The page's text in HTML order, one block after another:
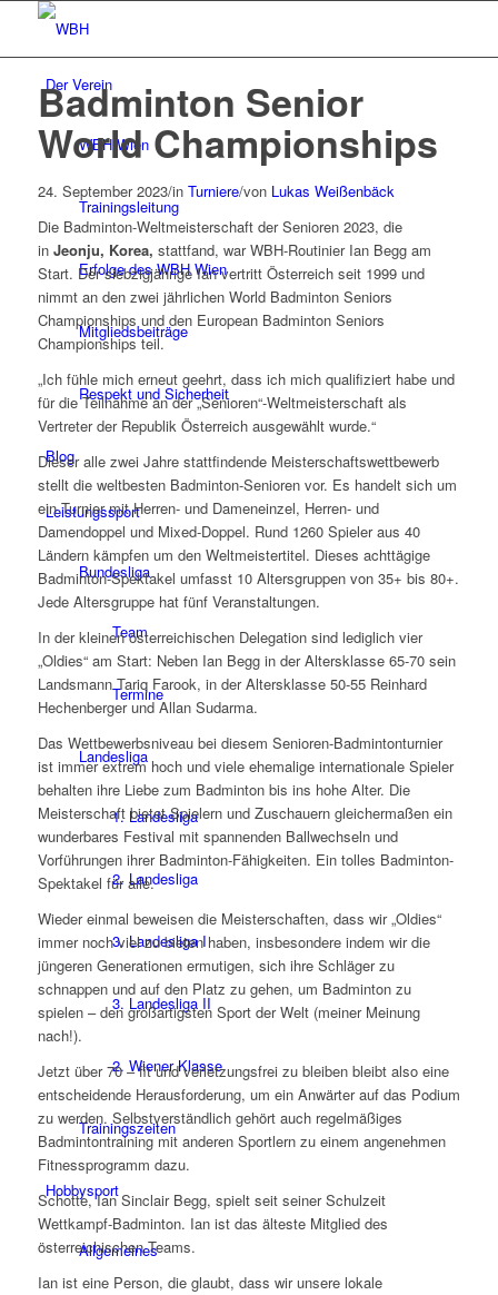
Der Verein
WBH Wien
Trainingsleitung
Erfolge des WBH Wien
Mitgliedsbeiträge
Respekt und Sicherheit
Blog
Leistungssport
Bundesliga
Team
Termine
Landesliga
1. Landesliga
2. Landesliga
3. Landesliga I
3. Landesliga II
2. Wiener Klasse
Trainingszeiten
Hobbysport
Allgemeines
Badminton Senior
World Championships
24. September 2023/in Turniere/von Lukas Weißenbäck
Die Badminton-Weltmeisterschaft der Senioren 2023, die
in Jeonju, Korea, stattfand, war WBH-Routinier Ian Begg am
Start. Der siebzigjährige Ian vertritt Österreich seit 1999 und
nimmt an den zwei jährlichen World Badminton Seniors
Championships und den European Badminton Seniors
Championships teil.
„Ich fühle mich erneut geehrt, dass ich mich qualifiziert habe und
für die Teilnahme an der „Senioren“-Weltmeisterschaft als
Vertreter der Republik Österreich ausgewählt wurde.“
Dieser alle zwei Jahre stattfindende Meisterschaftswettbewerb
stellt die weltbesten Badminton-Senioren vor. Es handelt sich um
ein Turnier mit Herren- und Dameneinzel, Herren- und
Damendoppel und Mixed-Doppel. Rund 1260 Spieler aus 40
Ländern kämpfen um den Weltmeistertitel. Dieses achttägige
Badminton-Spektakel umfasst 10 Altersgruppen von 35+ bis 80+.
Jede Altersgruppe hat fünf Veranstaltungen.
In der kleinen österreichischen Delegation sind lediglich vier
„Oldies“ am Start: Neben Ian Begg in der Altersklasse 65-70 sein
Landsmann Tariq Farook, in der Altersklasse 50-55 Reinhard
Hechenberger und Allan Sudarma.
Das Wettbewerbsniveau bei diesem Senioren-Badmintonturnier
ist immer extrem hoch und viele ehemalige internationale Spieler
behalten ihre Liebe zum Badminton bis ins hohe Alter. Die
Meisterschaft bietet Spielern und Zuschauern gleichermaßen ein
wunderbares Festival mit spannenden Ballwechseln und
Vorführungen ihrer Badminton-Fähigkeiten. Ein tolles Badminton-
Spektakel für alle.
Wieder einmal beweisen die Meisterschaften, dass wir „Oldies“
immer noch viel zu bieten haben, insbesondere indem wir die
jüngeren Generationen ermutigen, sich ihre Schläger zu
schnappen und auf den Platz zu gehen, um Badminton zu
spielen – den großartigsten Sport der Welt (meiner Meinung
nach!).
Jetzt über 70 – fit und verletzungsfrei zu bleiben bleibt also eine
entscheidende Herausforderung, um ein Anwärter auf das Podium
zu werden. Selbstverständlich gehört auch regelmäßiges
Badmintontraining mit anderen Sportlern zu einem angenehmen
Fitnessprogramm dazu.
Schotte, Ian Sinclair Begg, spielt seit seiner Schulzeit
Wettkampf-Badminton. Ian ist das älteste Mitglied des
österreichischen Teams.
Ian ist eine Person, die glaubt, dass wir unsere lokale